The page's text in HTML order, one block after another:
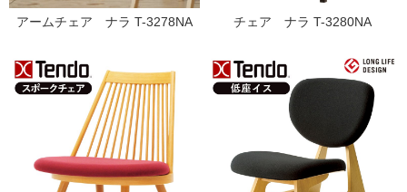
アームチェア ナラ T-3278NA チェア ナラ T-3280NA